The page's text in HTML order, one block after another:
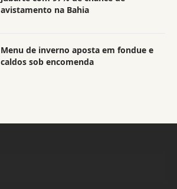
avistamento na Bahia
Menu de inverno aposta em fondue e
caldos sob encomenda